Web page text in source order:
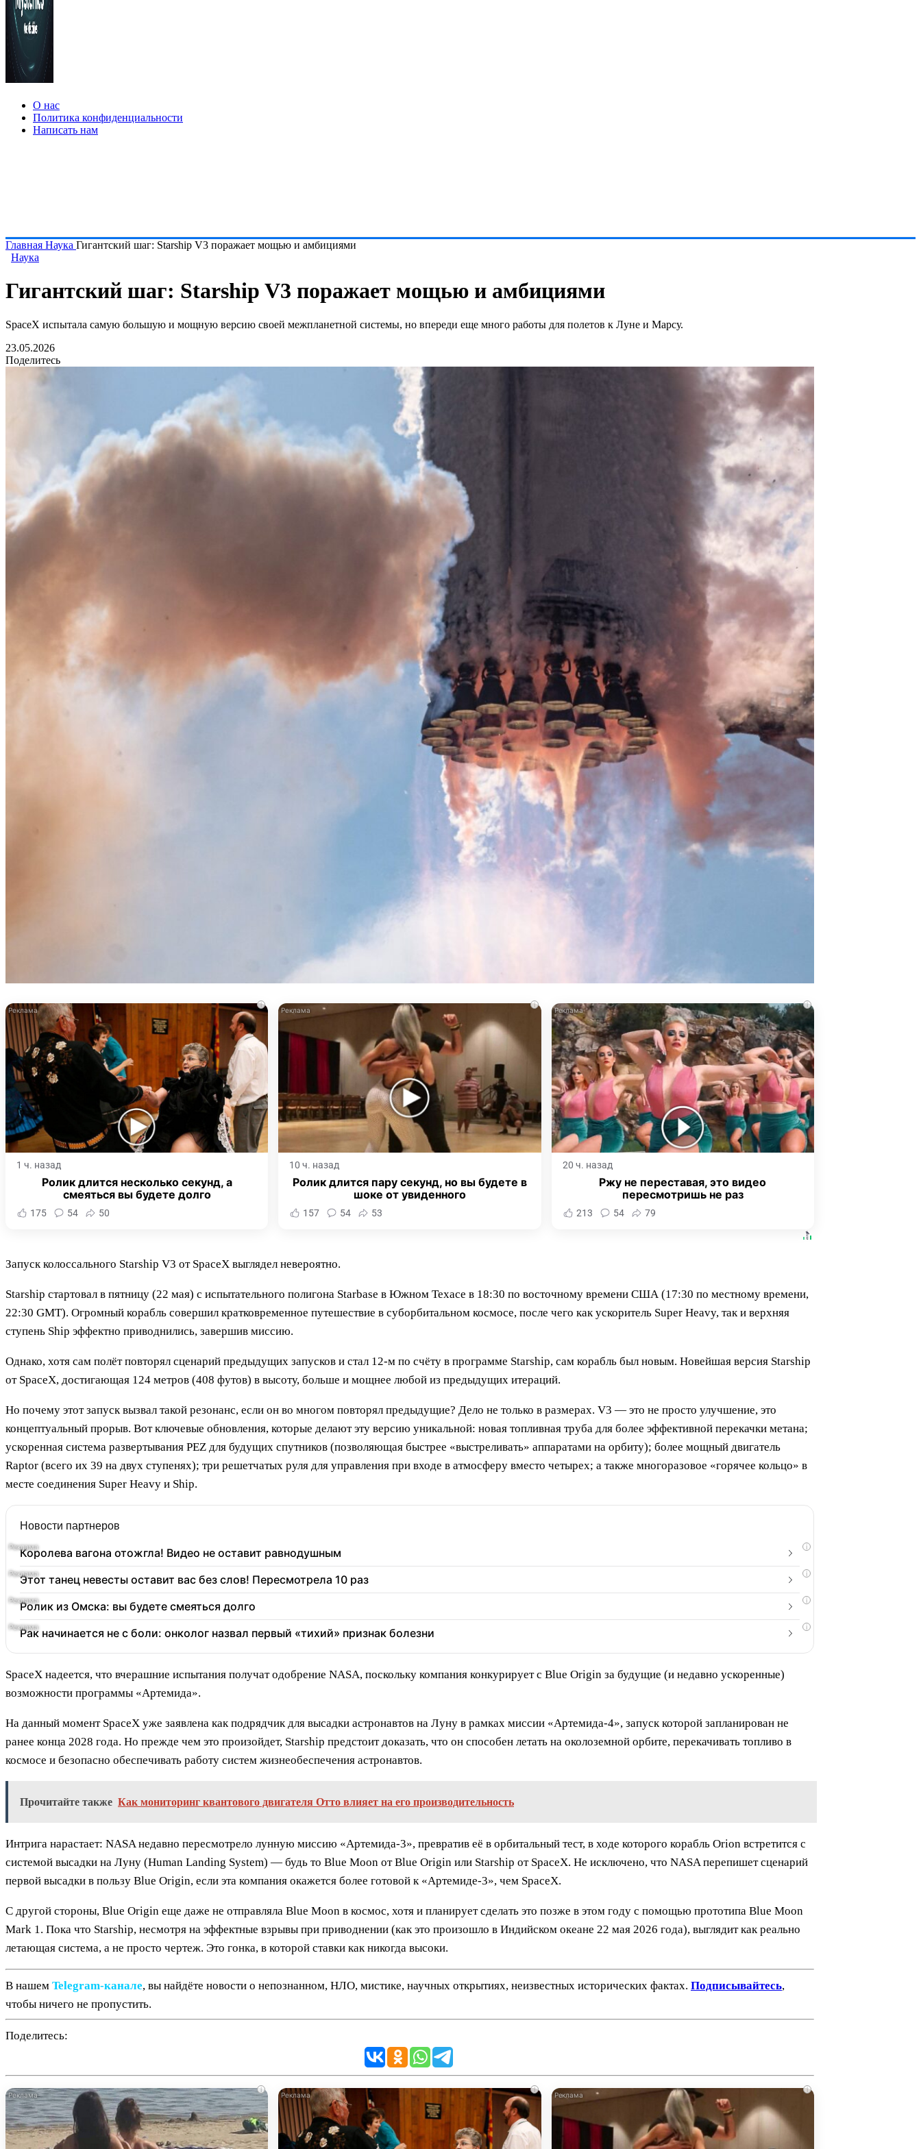
О нас
Политика конфиденциальности
Написать нам
Главная Наука Гигантский шаг: Starship V3 поражает мощью и амбициями
Наука
Гигантский шаг: Starship V3 поражает мощью и амбициями
SpaceX испытала самую большую и мощную версию своей межпланетной системы, но впереди еще много работы для полетов к Луне и Марсу.
23.05.2026
Поделитесь
i
1 ч. назад
Ролик длится несколько секунд, а
смеяться вы будете долго
175 54 50
i
10 ч. назад
Ролик длится пару секунд, но вы будете в
шоке от увиденного
157 54 53
i
20 ч. назад
Ржу не переставая, это видео
пересмотришь не раз
213 54 79
Запуск колоссального Starship V3 от SpaceX выглядел невероятно.
Starship стартовал в пятницу (22 мая) с испытательного полигона Starbase в Южном Техасе в 18:30 по восточному времени США (17:30 по местному времени,
22:30 GMT). Огромный корабль совершил кратковременное путешествие в суборбитальном космосе, после чего как ускоритель Super Heavy, так и верхняя
ступень Ship эффектно приводнились, завершив миссию.
Однако, хотя сам полёт повторял сценарий предыдущих запусков и стал 12-м по счёту в программе Starship, сам корабль был новым. Новейшая версия Starship
от SpaceX, достигающая 124 метров (408 футов) в высоту, больше и мощнее любой из предыдущих итераций.
Но почему этот запуск вызвал такой резонанс, если он во многом повторял предыдущие? Дело не только в размерах. V3 — это не просто улучшение, это
концептуальный прорыв. Вот ключевые обновления, которые делают эту версию уникальной: новая топливная труба для более эффективной перекачки метана;
ускоренная система развертывания PEZ для будущих спутников (позволяющая быстрее «выстреливать» аппаратами на орбиту); более мощный двигатель
Raptor (всего их 39 на двух ступенях); три решетчатых руля для управления при входе в атмосферу вместо четырех; а также многоразовое «горячее кольцо» в
месте соединения Super Heavy и Ship.
Новости партнеров
i
Королева вагона отожгла! Видео не оставит равнодушным
i
Этот танец невесты оставит вас без слов! Пересмотрела 10 раз
i
Ролик из Омска: вы будете смеяться долго
i
Рак начинается не с боли: онколог назвал первый «тихий» признак болезни
SpaceX надеется, что вчерашние испытания получат одобрение NASA, поскольку компания конкурирует с Blue Origin за будущие (и недавно ускоренные)
возможности программы «Артемида».
На данный момент SpaceX уже заявлена как подрядчик для высадки астронавтов на Луну в рамках миссии «Артемида-4», запуск которой запланирован не
ранее конца 2028 года. Но прежде чем это произойдет, Starship предстоит доказать, что он способен летать на околоземной орбите, перекачивать топливо в
космосе и безопасно обеспечивать работу систем жизнеобеспечения астронавтов.
Прочитайте также Как мониторинг квантового двигателя Отто влияет на его производительность
Интрига нарастает: NASA недавно пересмотрело лунную миссию «Артемида-3», превратив её в орбитальный тест, в ходе которого корабль Orion встретится с
системой высадки на Луну (Human Landing System) — будь то Blue Moon от Blue Origin или Starship от SpaceX. Не исключено, что NASA перепишет сценарий
первой высадки в пользу Blue Origin, если эта компания окажется более готовой к «Артемиде-3», чем SpaceX.
С другой стороны, Blue Origin еще даже не отправляла Blue Moon в космос, хотя и планирует сделать это позже в этом году с помощью прототипа Blue Moon
Mark 1. Пока что Starship, несмотря на эффектные взрывы при приводнении (как это произошло в Индийском океане 22 мая 2026 года), выглядит как реально
летающая система, а не просто чертеж. Это гонка, в которой ставки как никогда высоки.
В нашем Telegram‑канале, вы найдёте новости о непознанном, НЛО, мистике, научных открытиях, неизвестных исторических фактах. Подписывайтесь,
чтобы ничего не пропустить.
Поделитесь:
i i i